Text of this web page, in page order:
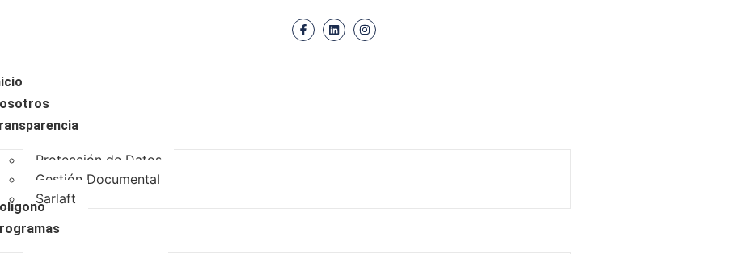
Protección de Datos
Gestión Documental
Sarlaft